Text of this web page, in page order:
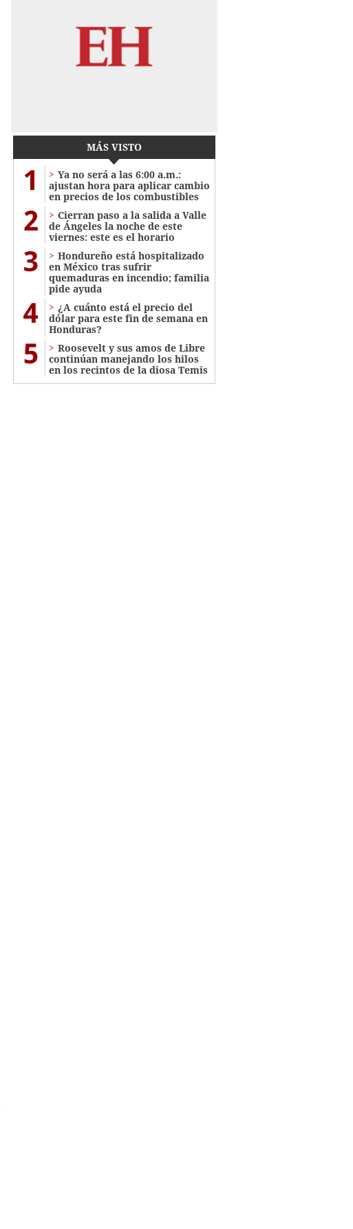
MÁS VISTO
1
Ya no será a las 6:00 a.m.:
ajustan hora para aplicar cambio
en precios de los combustibles
2
Cierran paso a la salida a Valle
de Ángeles la noche de este
viernes: este es el horario
3
Hondureño está hospitalizado
en México tras sufrir
quemaduras en incendio; familia
pide ayuda
4
¿A cuánto está el precio del
dólar para este fin de semana en
Honduras?
5
Roosevelt y sus amos de Libre
continúan manejando los hilos
en los recintos de la diosa Temis